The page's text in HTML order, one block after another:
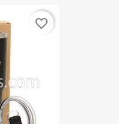
favorite_border